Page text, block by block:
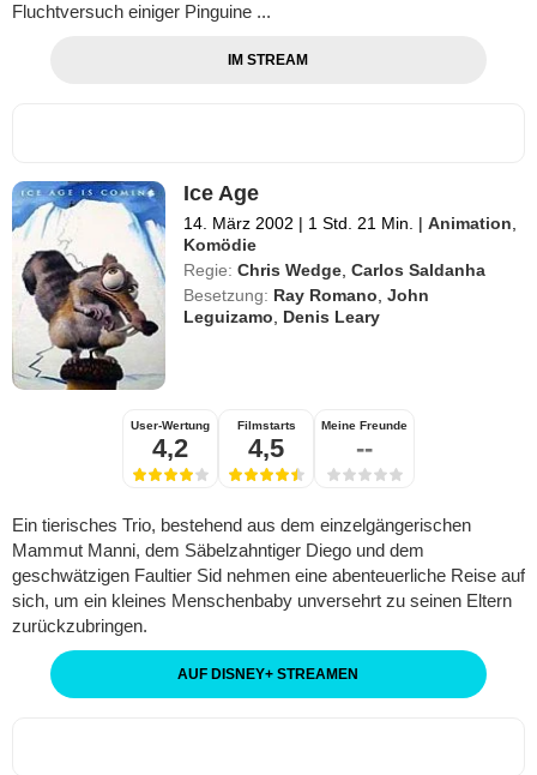
Fluchtversuch einiger Pinguine ...
IM STREAM
Ice Age
14. März 2002 | 1 Std. 21 Min. | Animation
Komödie
Regie: Chris Wedge ,Carlos Saldanha
Besetzung: Ray Romano ,John
Leguizamo
Denis Leary
User-Wertung
4,2
Filmstarts
4,5
Meine Freunde
--
Ein tierisches Trio, bestehend aus dem einzelgängerischen
Mammut Manni, dem Säbelzahntiger Diego und dem
geschwätzigen Faultier Sid nehmen eine abenteuerliche Reise auf
sich, um ein kleines Menschenbaby unversehrt zu seinen Eltern
zurückzubringen.
AUF DISNEY+ STREAMEN